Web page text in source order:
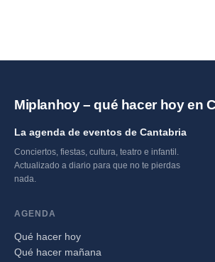
Miplanhoy – qué hacer hoy en
La agenda de eventos de Cantabria
Conciertos, fiestas, cultura, teatro e infantil.
Actualizado a diario para que no te pierdas
nada.
AGENDA
Qué hacer hoy
Qué hacer mañana